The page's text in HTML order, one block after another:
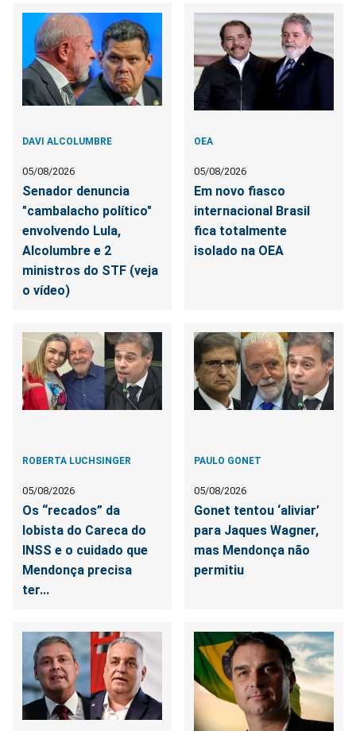
DAVI ALCOLUMBRE
05/08/2026
Senador denuncia
"cambalacho político"
envolvendo Lula,
Alcolumbre e 2
ministros do STF (veja
o vídeo)
OEA
05/08/2026
Em novo fiasco
internacional Brasil
fica totalmente
isolado na OEA
ROBERTA LUCHSINGER
05/08/2026
Os “recados” da
lobista do Careca do
INSS e o cuidado que
Mendonça precisa
ter...
PAULO GONET
05/08/2026
Gonet tentou ‘aliviar’
para Jaques Wagner,
mas Mendonça não
permitiu